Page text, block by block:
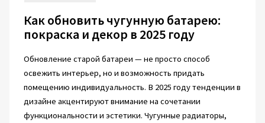
Как обновить чугунную батарею:
покраска и декор в 2025 году
Обновление старой батареи — не просто способ
освежить интерьер, но и возможность придать
помещению индивидуальность. В 2025 году тенденции в
дизайне акцентируют внимание на сочетании
функциональности и эстетики. Чугунные радиаторы,